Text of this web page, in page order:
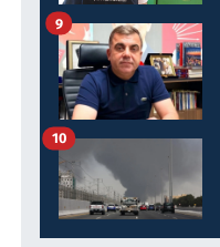
9
10